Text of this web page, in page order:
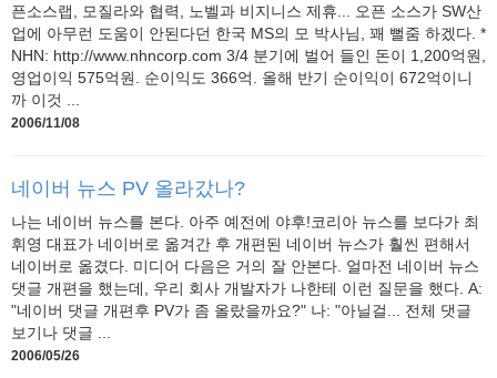
픈소스랩, 모질라와 협력, 노벨과 비지니스 제휴... 오픈 소스가 SW산
업에 아무런 도움이 안된다던 한국 MS의 모 박사님, 꽤 뻘줌 하겠다. *
NHN: http://www.nhncorp.com 3/4 분기에 벌어 들인 돈이 1,200억원,
영업이익 575억원. 순이익도 366억. 올해 반기 순이익이 672억이니
까 이것 ...
2006/11/08
네이버 뉴스 PV 올라갔나?
나는 네이버 뉴스를 본다. 아주 예전에 야후!코리아 뉴스를 보다가 최
휘영 대표가 네이버로 옮겨간 후 개편된 네이버 뉴스가 훨씬 편해서
네이버로 옮겼다. 미디어 다음은 거의 잘 안본다. 얼마전 네이버 뉴스
댓글 개편을 했는데, 우리 회사 개발자가 나한테 이런 질문을 했다. A:
"네이버 댓글 개편후 PV가 좀 올랐을까요?" 나: "아닐걸... 전체 댓글
보기나 댓글 ...
2006/05/26